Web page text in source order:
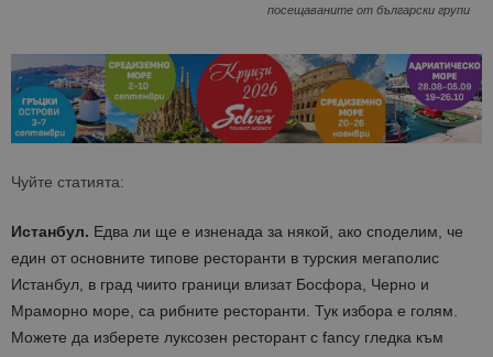
посещаваните от български групи
Чуйте статията:
Истанбул. Едва ли ще е изненада за някой, ако споделим, че
един от основните типове ресторанти в турския мегаполис
Истанбул, в град чиито граници влизат Босфора, Черно и
Мраморно море, са рибните ресторанти. Тук избора е голям.
Можете да изберете луксозен ресторант с fancy гледка към